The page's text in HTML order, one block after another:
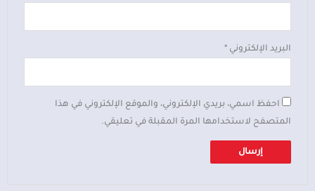
البريد الإلكتروني *
احفظ اسمي، بريدي الإلكتروني، والموقع الإلكتروني في هذا
المتصفح لاستخدامها المرة المقبلة في تعليقي.